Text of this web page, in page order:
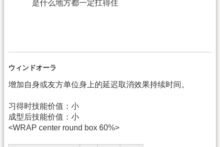
是什么地方都一定扛得住
ウィンドオーラ
增加自身或友方单位身上的延迟取消效果持续时间。
习得时技能价值：小
成型后技能价值：小
<WRAP center round box 60%>